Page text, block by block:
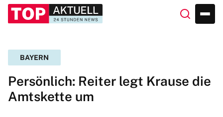
BAYERN
Persönlich: Reiter legt Krause die
Amtskette um